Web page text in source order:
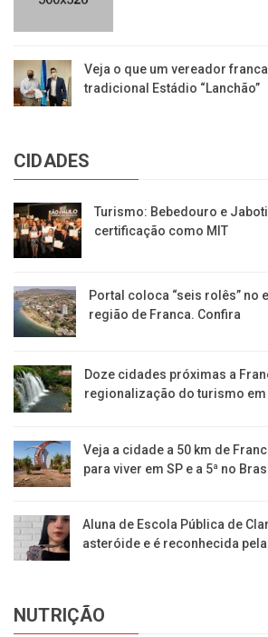
Veja o que um vereador
tradicional Estádio “Lanchão”
CIDADES
Turismo: Bebedouro e
certificação como MIT
Portal coloca “seis rolês” no
região de Franca. Confira
​Doze cidades próximas a
regionalização do turismo em
Veja a cidade a 50 km de
para viver em SP e a 5ª no
Aluna de Escola Pública de
asteróide e é reconhecida pela
NUTRIÇÃO